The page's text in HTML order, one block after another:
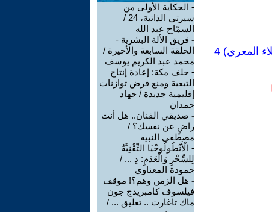
المعري) 4
- الحكاية الأولى من
سيرتي الذاتية، 24 /
السمّاح عبد الله
- فريق الألة البشرية -
الحلقة السابعة والأخيرة /
محمد عبد الكريم يوسف
- حلف مكة: إعادة إنتاج
التبعية ومنع فرض توازنات
إقليمية جديدة / جهاد
حمدان
- صديقي الفنان.. هل أنت
راضٍ عن نفسك؟ /
مصطفى النبيه
- الْأَنْطُولُوجْيَا التِّقْنِيَّةُ
لِلسِّحْرِ وَالْعَدَمِ: دِ ... /
حمودة المعناوي
- هل الزمن وهم؟! موقف
فيلسوف كامبريدج جون
ماك تاغارت .. تعليق ... /